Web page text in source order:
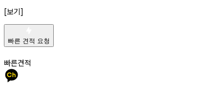
[보기]
빠른 견적 요청
빠른견적